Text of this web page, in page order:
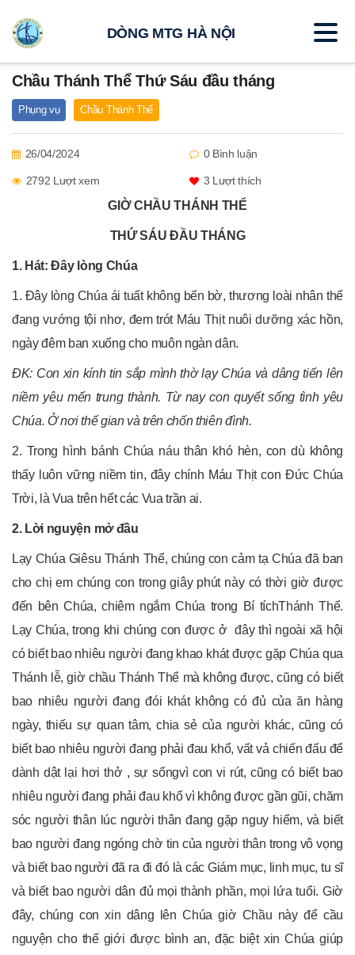
Chầu Thánh Thể Thứ Sáu đầu tháng
Phụng vụ Chầu Thánh Thể
26/04/2024 0 Bình luận
2792 Lượt xem 3 Lượt thích
GIỜ CHẦU THÁNH THỂ
THỨ SÁU ĐẦU THÁNG
1. Hát: Đây lòng Chúa
1. Đây lòng Chúa ái tuất không bến bờ, thương loài nhân thế
đang vướng tội nhơ, đem trót Máu Thịt nuôi dưỡng xác hồn,
ngày đêm ban xuống cho muôn ngàn dân.
ĐK: Con xin kính tin sắp mình thờ lạy Chúa và dâng tiến lên
niềm yêu mến trung thành. Từ nay con quyết sống tình yêu
Chúa. Ở nơi thế gian và trên chốn thiên đình.
2. Trong hình bánh Chúa náu thân khó hèn, con dù không
thấy luôn vững niềm tin, đây chính Máu Thịt con Đức Chúa
Trời, là Vua trên hết các Vua trần ai.
2. Lời nguyện mở đầu
Lạy Chúa Giêsu Thánh Thể, chúng con cảm tạ Chúa đã ban
cho chị em chúng con trong giây phút này có thời giờ được
đến bên Chúa, chiêm ngắm Chúa trong Bí tíchThánh Thể.
Lạy Chúa, trong khi chúng con được ở đây thì ngoài xã hội
có biết bao nhiêu người đang khao khát được gặp Chúa qua
Thánh lễ, giờ chầu Thánh Thể mà không được, cũng có biết
bao nhiêu người đang đói khát không có đủ của ăn hàng
ngày, thiếu sự quan tâm, chia sẻ của người khác, cũng có
biết bao nhiêu người đang phải đau khổ, vất vả chiến đấu để
dành dật lại hơi thở , sự sốngvì con vi rút, cũng có biết bao
nhiêu người đang phải đau khổ vì không được gần gũi, chăm
sóc người thân lúc người thân đang gặp nguy hiểm, và biết
bao người đang ngóng chờ tin của người thân trong vô vọng
và biết bao người đã ra đi đó là các Giám mục, linh mục, tu sĩ
và biết bao người dân đủ mọi thành phần, mọi lứa tuổi. Giờ
đây, chúng con xin dâng lên Chúa giờ Chầu này để cầu
nguyện cho thế giới được bình an, đặc biệt xin Chúa giúp
DÒNG MTG HÀ NỘI